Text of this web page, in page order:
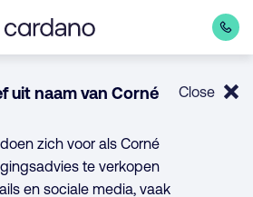
uit naam van Corné
zich voor als Corné
te verkopen
en sociale media, vaak
Close